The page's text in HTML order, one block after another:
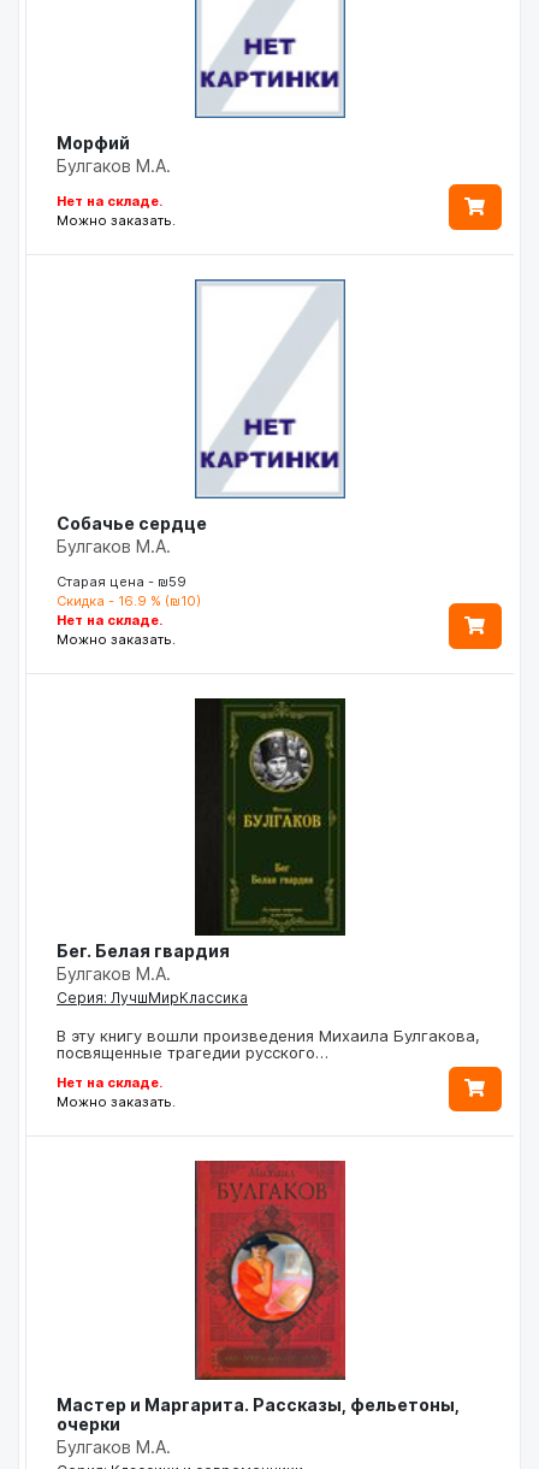
Морфий
Булгаков М.А.
Нет на складе.
Можно заказать.
Собачье сердце
Булгаков М.А.
Старая цена - ₪59
Скидка - 16.9 % (₪10)
Нет на складе.
Можно заказать.
Бег. Белая гвардия
Булгаков М.А.
Серия: ЛучшМирКлассика
В эту книгу вошли произведения Михаила Булгакова,
посвященные трагедии русского…
Нет на складе.
Можно заказать.
Мастер и Маргарита. Рассказы, фельетоны,
очерки
Булгаков М.А.